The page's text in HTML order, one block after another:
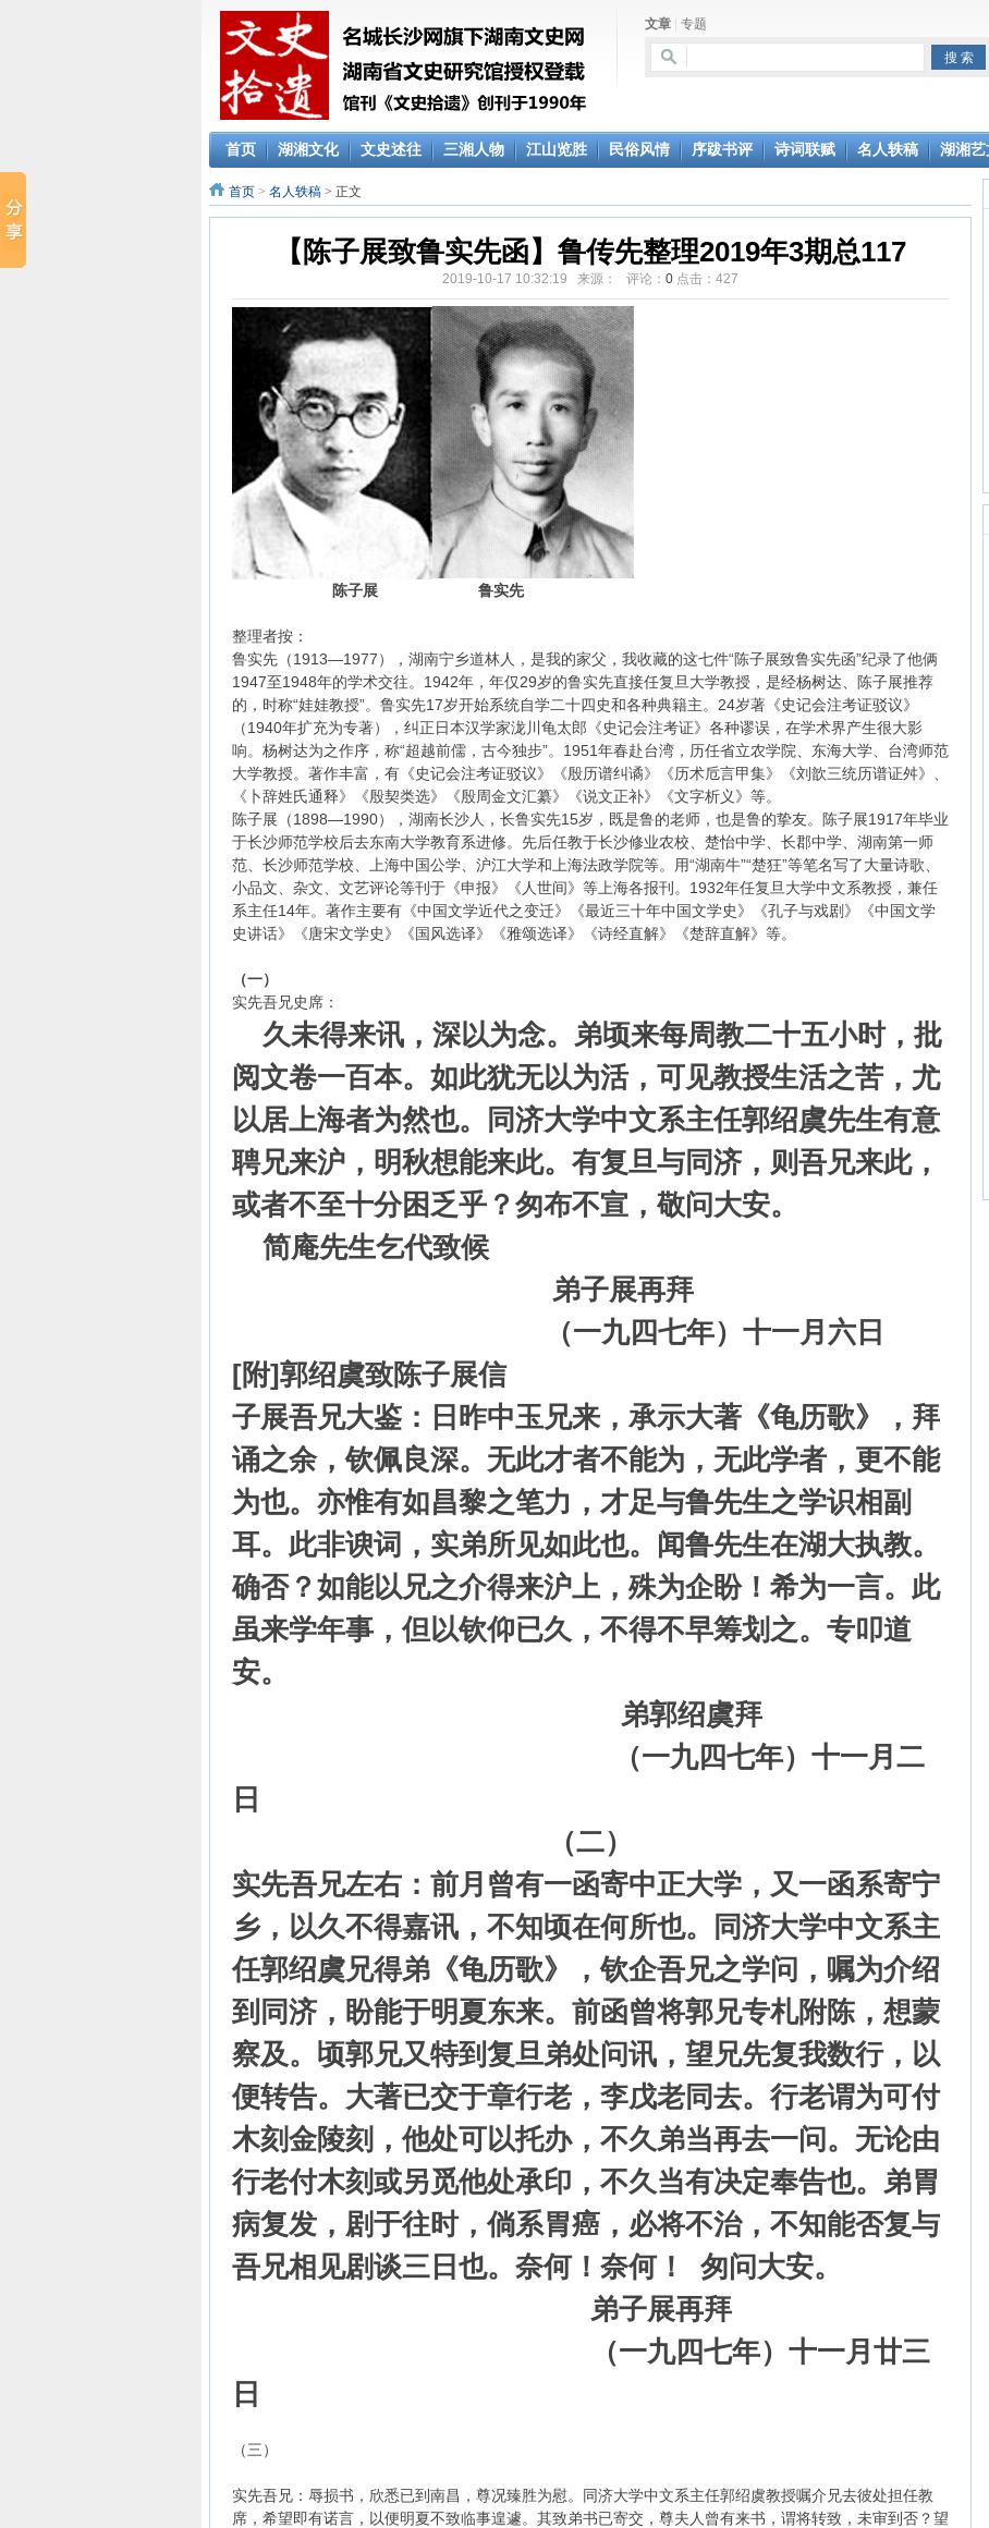
文章 专题
首页 湖湘文化 文史述往 三湘人物 江山览胜 民俗风情 序跋书评 诗词联赋 名人轶稿 湖湘艺
首页 > 名人轶稿 > 正文
【陈子展致鲁实先函】鲁传先整理2019年3期总117
2019-10-17 10:32:19 来源： 评论： 0 点击： 427
陈子展 鲁实先
整理者按：
鲁实先（1913—1977），湖南宁乡道林人，是我的家父，我收藏的这七件“陈子展致鲁实先函”纪录了他俩
1947至1948年的学术交往。1942年，年仅29岁的鲁实先直接任复旦大学教授，是经杨树达、陈子展推荐
的，时称“娃娃教授”。鲁实先17岁开始系统自学二十四史和各种典籍主。24岁著《史记会注考证驳议》
（1940年扩充为专著），纠正日本汉学家泷川龟太郎《史记会注考证》各种谬误，在学术界产生很大影
响。杨树达为之作序，称“超越前儒，古今独步”。1951年春赴台湾，历任省立农学院、东海大学、台湾师范
大学教授。著作丰富，有《史记会注考证驳议》《殷历谱纠谲》《历术卮言甲集》《刘歆三统历谱证舛》、
《卜辞姓氏通释》《殷契类选》《殷周金文汇纂》《说文正补》《文字析义》等。
陈子展（1898—1990），湖南长沙人，长鲁实先15岁，既是鲁的老师，也是鲁的挚友。陈子展1917年毕业
于长沙师范学校后去东南大学教育系进修。先后任教于长沙修业农校、楚怡中学、长郡中学、湖南第一师
范、长沙师范学校、上海中国公学、沪江大学和上海法政学院等。用“湖南牛”“楚狂”等笔名写了大量诗歌、
小品文、杂文、文艺评论等刊于《申报》《人世间》等上海各报刊。1932年任复旦大学中文系教授，兼任
系主任14年。著作主要有《中国文学近代之变迁》《最近三十年中国文学史》《孔子与戏剧》《中国文学
史讲话》《唐宋文学史》《国风选译》《雅颂选译》《诗经直解》《楚辞直解》等。
（一）
实先吾兄史席：
久未得来讯，深以为念。弟顷来每周教二十五小时，批
阅文卷一百本。如此犹无以为活，可见教授生活之苦，尤
以居上海者为然也。同济大学中文系主任郭绍虞先生有意
聘兄来沪，明秋想能来此。有复旦与同济，则吾兄来此，
或者不至十分困乏乎？匆布不宣，敬问大安。
简庵先生乞代致候
弟子展再拜
（一九四七年）十一月六日
[附]郭绍虞致陈子展信
子展吾兄大鉴：日昨中玉兄来，承示大著《龟历歌》，拜
诵之余，钦佩良深。无此才者不能为，无此学者，更不能
为也。亦惟有如昌黎之笔力，才足与鲁先生之学识相副
耳。此非谀词，实弟所见如此也。闻鲁先生在湖大执教。
确否？如能以兄之介得来沪上，殊为企盼！希为一言。此
虽来学年事，但以钦仰已久，不得不早筹划之。专叩道
安。
弟郭绍虞拜
（一九四七年）十一月二
日
（二）
实先吾兄左右：前月曾有一函寄中正大学，又一函系寄宁
乡，以久不得嘉讯，不知顷在何所也。同济大学中文系主
任郭绍虞兄得弟《龟历歌》，钦企吾兄之学问，嘱为介绍
到同济，盼能于明夏东来。前函曾将郭兄专札附陈，想蒙
察及。顷郭兄又特到复旦弟处问讯，望兄先复我数行，以
便转告。大著已交于章行老，李戊老同去。行老谓为可付
木刻金陵刻，他处可以托办，不久弟当再去一问。无论由
行老付木刻或另觅他处承印，不久当有决定奉告也。弟胃
病复发，剧于往时，倘系胃癌，必将不治，不知能否复与
吾兄相见剧谈三日也。奈何！奈何！ 匆问大安。
弟子展再拜
（一九四七年）十一月廿三
日
（三）
实先吾兄：辱损书，欣悉已到南昌，尊况臻胜为慰。同济大学中文系主任郭绍虞教授嘱介兄去彼处担任教
席，希望即有诺言，以便明夏不致临事遑遽。其致弟书已寄交，尊夫人曾有来书，谓将转致，未审到否？望